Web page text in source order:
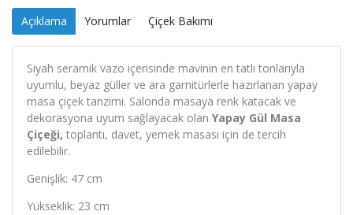
Açıklama Yorumlar Çiçek Bakımı
Siyah seramik vazo içerisinde mavinin en tatlı tonlarıyla
uyumlu, beyaz güller ve ara garnitürlerle hazırlanan yapay
masa çiçek tanzimi. Salonda masaya renk katacak ve
dekorasyona uyum sağlayacak olan Yapay Gül Masa
Çiçeği, toplantı, davet, yemek masası için de tercih
edilebilir.
Genişlik: 47 cm
Yükseklik: 23 cm